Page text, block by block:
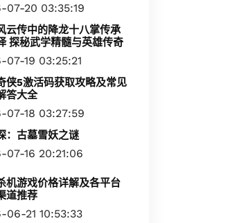
07-20 03:35:19
云传中的降龙十八掌传承
探秘武学精髓与英雄传奇
07-19 03:25:21
侠5激活码获取攻略及常见
答大全
07-18 03:27:59
：古墓雪妖之谜
07-16 20:21:06
机游戏价格详解及各平台
道推荐
06-21 10:53:33